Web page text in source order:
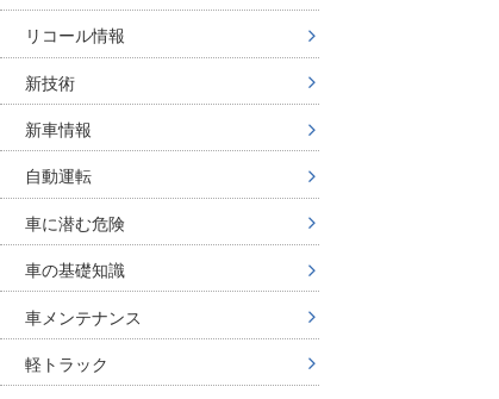
リコール情報
新技術
新車情報
自動運転
車に潜む危険
車の基礎知識
車メンテナンス
軽トラック